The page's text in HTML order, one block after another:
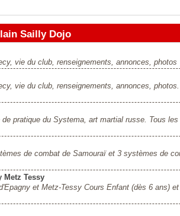
Sailly Dojo
vie du club, renseignements, annonces, photos
vie du club, renseignements, annonces,
pratique du Systema, art martial russe. Tous
de combat de Samouraï et 3 systèmes de
Metz Tessy
et Metz-Tessy Cours Enfant (dès 6 ans)